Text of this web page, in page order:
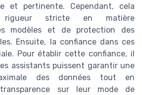
et pertinente. Cependant, cela
rigueur stricte en matière
modèles et de protection des
Ensuite, la confiance dans ces
Pour établir cette confiance, il
assistants puissent garantir une
des données tout en
sur leur mode de